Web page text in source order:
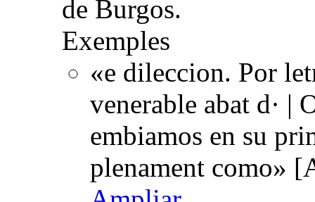
de Burgos.
Exemples
«e dileccion. Por
venerable abat d· |
embiamos en su
plenament como»